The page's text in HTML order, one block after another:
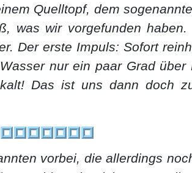
Quelltopf, dem
was wir vorgefunden
Der erste Impuls: Sofort
nur ein paar Grad
Das ist uns dann doch
vorbei, die allerdings